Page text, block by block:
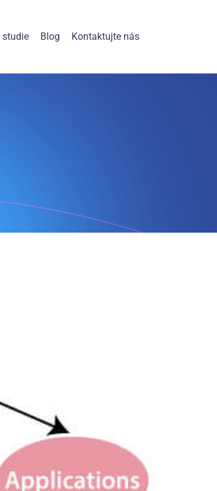
studie Blog Kontaktujte nás